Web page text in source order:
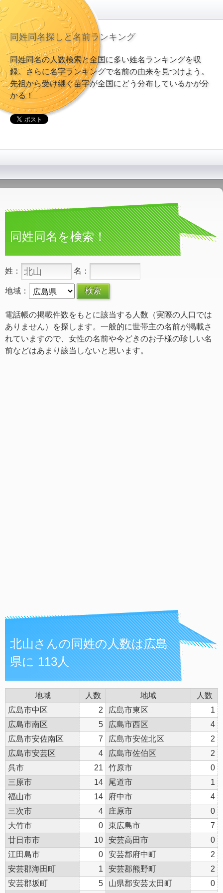
同姓同名探しと名前ランキング
同姓同名の人数検索と全国に多い姓名ランキングを収
録。さらに名字ランキングで名前の由来を見つけよう。
先祖から受け継ぐ苗字が全国にどう分布しているかが分
かる！
同姓同名を検索！
姓： 名：
地域：
電話帳の掲載件数をもとに該当する人数（実際の人口では
ありません）を探します。一般的に世帯主の名前が掲載さ
れていますので、女性の名前や今どきのお子様の珍しい名
前などはあまり該当しないと思います。
北山さんの同姓の人数は広島
県に 113人
地域 人数 地域
人数
広島市中区
2 広島市東区
1
広島市南区
5 広島市西区
4
広島市安佐南区
7 広島市安佐北区
2
広島市安芸区
4 広島市佐伯区
2
呉市
21 竹原市
0
三原市
14 尾道市
1
福山市
14 府中市
4
三次市
4 庄原市
0
大竹市
0 東広島市
7
廿日市市
10 安芸高田市
0
江田島市
0 安芸郡府中町
2
安芸郡海田町
1 安芸郡熊野町
2
安芸郡坂町
5 山県郡安芸太田町 0